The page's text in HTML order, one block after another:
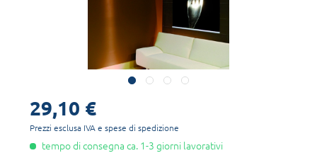
29,10 €
Prezzi esclusa IVA e spese di spedizione
tempo di consegna ca. 1-3 giorni lavorativi